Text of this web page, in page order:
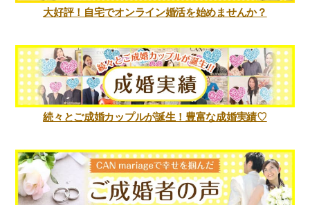
大好評！自宅でオンライン婚活を始めませんか？
続々とご成婚カップルが誕生！豊富な成婚実績♡